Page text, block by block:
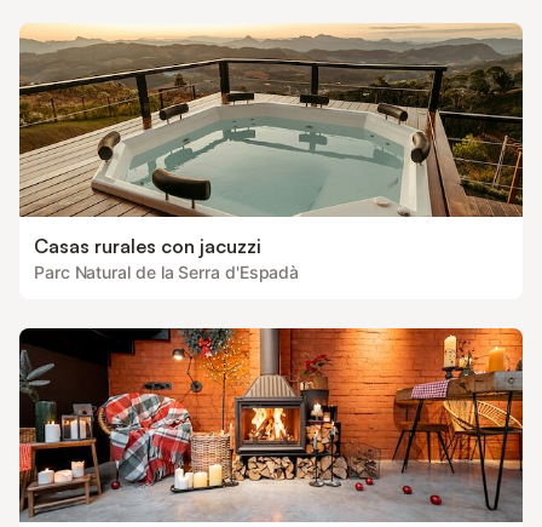
Casas rurales con jacuzzi
Parc Natural de la Serra d'Espadà